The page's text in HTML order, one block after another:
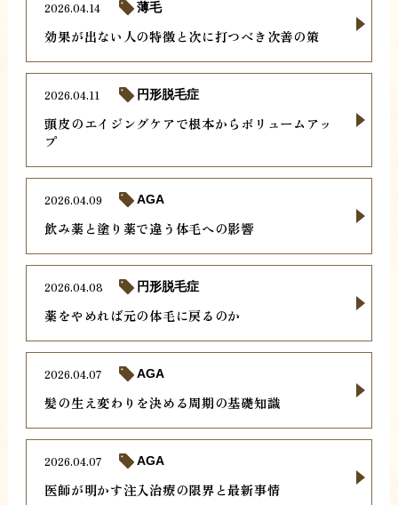
効果が出ない人の特徴と次に打つべき次善の策
2026.04.14 薄毛
頭皮のエイジングケアで根本からボリュームアッ
プ
2026.04.11 円形脱毛症
飲み薬と塗り薬で違う体毛への影響
2026.04.09 AGA
薬をやめれば元の体毛に戻るのか
2026.04.08 円形脱毛症
髪の生え変わりを決める周期の基礎知識
2026.04.07 AGA
医師が明かす注入治療の限界と最新事情
2026.04.07 AGA